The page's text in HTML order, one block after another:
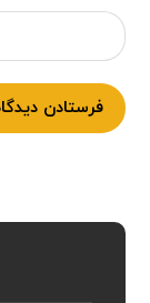
فرستادن